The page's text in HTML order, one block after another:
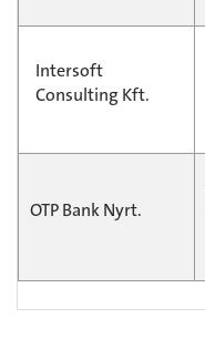
Intersoft
Consulting Kft.
OTP Bank Nyrt.